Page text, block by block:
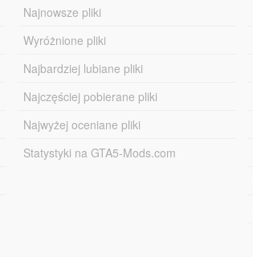
Najnowsze pliki
Wyróżnione pliki
Najbardziej lubiane pliki
Najczęściej pobierane pliki
Najwyżej oceniane pliki
Statystyki na GTA5-Mods.com